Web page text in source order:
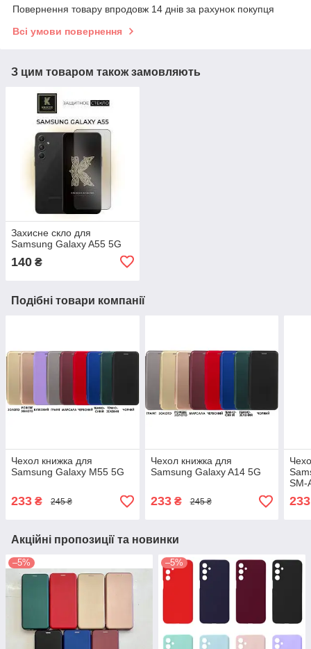
Повернення товару впродовж 14 днів за рахунок покупця
Всі умови повернення
З цим товаром також замовляють
Захисне скло для
Samsung Galaxy A55 5G
140 ₴
Подібні товари компанії
Чехол книжка для
Samsung Galaxy M55 5G
233 ₴ 245 ₴
Чехол книжка для
Samsung Galaxy A14 5G
233₴ 245 ₴
SM-
233
Акційні пропозиції та новинки
–5% –5%